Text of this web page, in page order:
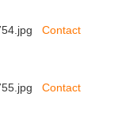
Contact
Contact